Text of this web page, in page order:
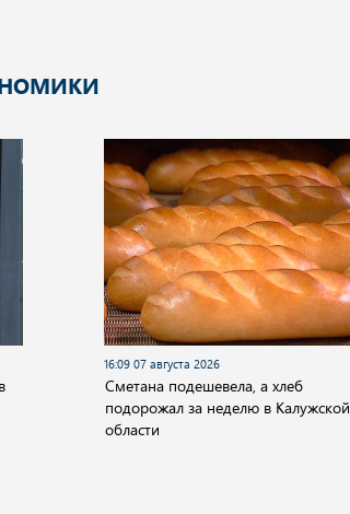
16:09 07 августа 2026
Сметана подешевела, а хлеб
подорожал за неделю в Калужской
области